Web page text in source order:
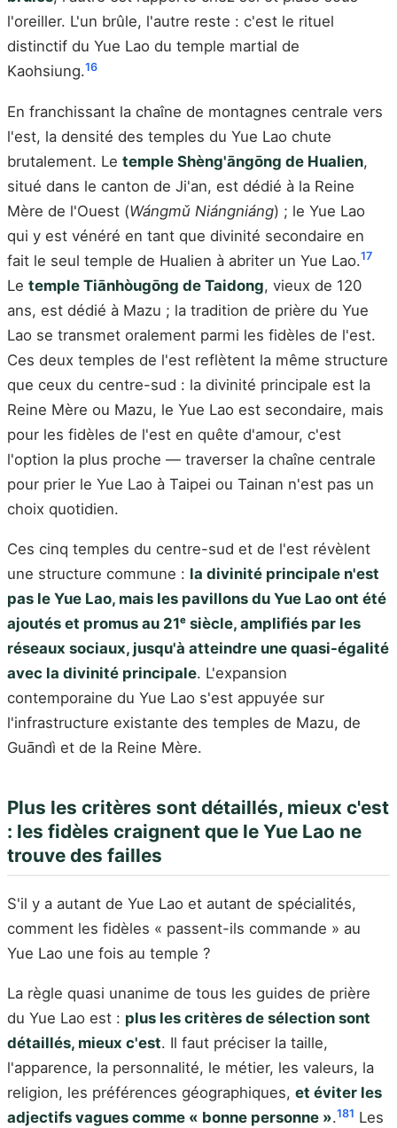
l'oreiller. L'un brûle, l'autre reste : c'est le rituel
distinctif du Yue Lao du temple martial de
Kaohsiung.16
En franchissant la chaîne de montagnes centrale vers
l'est, la densité des temples du Yue Lao chute
brutalement. Le temple Shèng'āngōng de Hualien,
situé dans le canton de Ji'an, est dédié à la Reine
Mère de l'Ouest (Wángmǔ Niángniáng) ; le Yue Lao
qui y est vénéré en tant que divinité secondaire en
fait le seul temple de Hualien à abriter un Yue Lao.17
Le temple Tiānhòugōng de Taidong, vieux de 120
ans, est dédié à Mazu ; la tradition de prière du Yue
Lao se transmet oralement parmi les fidèles de l'est.
Ces deux temples de l'est reflètent la même structure
que ceux du centre-sud : la divinité principale est la
Reine Mère ou Mazu, le Yue Lao est secondaire, mais
pour les fidèles de l'est en quête d'amour, c'est
l'option la plus proche — traverser la chaîne centrale
pour prier le Yue Lao à Taipei ou Tainan n'est pas un
choix quotidien.
Ces cinq temples du centre-sud et de l'est révèlent
une structure commune : la divinité principale n'est
pas le Yue Lao, mais les pavillons du Yue Lao ont été
ajoutés et promus au 21ᵉ siècle, amplifiés par les
réseaux sociaux, jusqu'à atteindre une quasi-égalité
avec la divinité principale. L'expansion
contemporaine du Yue Lao s'est appuyée sur
l'infrastructure existante des temples de Mazu, de
Guāndì et de la Reine Mère.
Plus les critères sont détaillés, mieux c'est
: les fidèles craignent que le Yue Lao ne
trouve des failles
S'il y a autant de Yue Lao et autant de spécialités,
comment les fidèles « passent-ils commande » au
Yue Lao une fois au temple ?
La règle quasi unanime de tous les guides de prière
du Yue Lao est : plus les critères de sélection sont
détaillés, mieux c'est. Il faut préciser la taille,
l'apparence, la personnalité, le métier, les valeurs, la
religion, les préférences géographiques, et éviter les
adjectifs vagues comme « bonne personne ».181 Les